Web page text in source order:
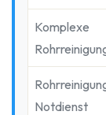
Komplexe
Notdienst